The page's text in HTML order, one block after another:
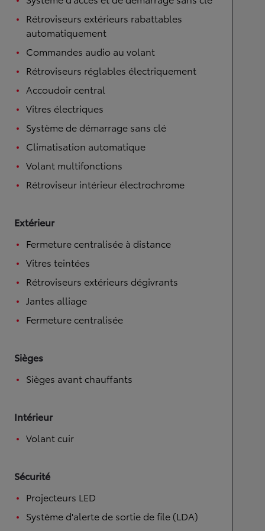
Rétroviseurs extérieurs rabattables
automatiquement
Commandes audio au volant
Rétroviseurs réglables électriquement
Accoudoir central
Vitres électriques
Système de démarrage sans clé
Climatisation automatique
Volant multifonctions
Rétroviseur intérieur électrochrome
Extérieur
Fermeture centralisée à distance
Vitres teintées
Rétroviseurs extérieurs dégivrants
Jantes alliage
Fermeture centralisée
Sièges
Sièges avant chauffants
Intérieur
Volant cuir
Sécurité
Projecteurs LED
Système d'alerte de sortie de file (LDA)